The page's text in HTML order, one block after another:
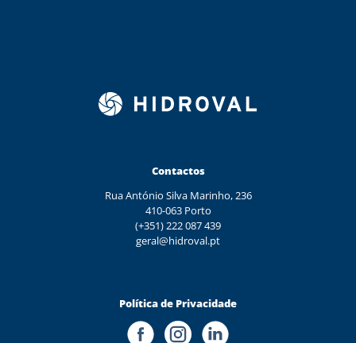
Contactos
Rua António Silva Marinho, 236
410-063 Porto
(+351) 222 087 439
geral@hidroval.pt
Política de Privacidade